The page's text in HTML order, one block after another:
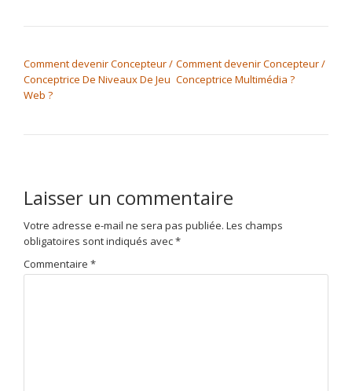
Comment devenir Concepteur /
Conceptrice De Niveaux De Jeu
Web ?
Comment devenir Concepteur /
Conceptrice Multimédia ?
Laisser un commentaire
Votre adresse e-mail ne sera pas publiée. Les champs
obligatoires sont indiqués avec*
Commentaire *